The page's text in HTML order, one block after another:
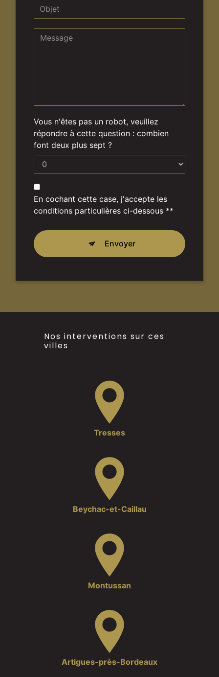
Vous n'êtes pas un robot, veuillez
répondre à cette question : combien
font deux plus sept ?
En cochant cette case, j'accepte les
conditions particulières ci-dessous **
Envoyer
Nos interventions sur ces
villes
Tresses
Beychac-et-Caillau
Montussan
Artigues-près-Bordeaux